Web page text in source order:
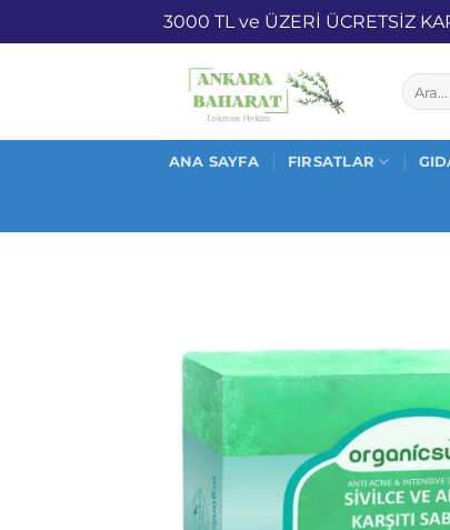
atla
3000 TL ve ÜZERİ
Ara:
ANA SAYFA FIRSATLAR